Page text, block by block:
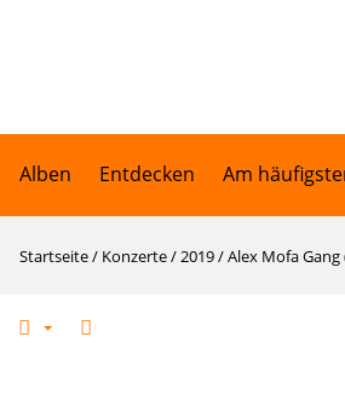
Alben Entdecken Am
Startseite/ Konzerte/2019/Alex Mofa Gang